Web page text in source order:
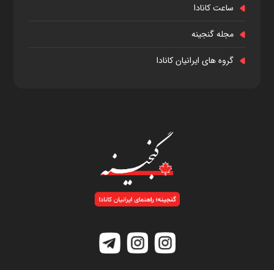
ساعت کانادا
مجله گنجینه
گروه های ایرانیان کانادا